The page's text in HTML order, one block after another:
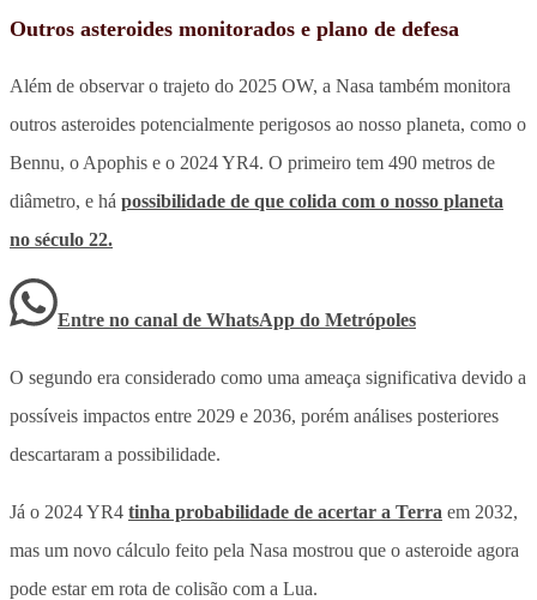
Outros asteroides monitorados e plano de defesa
Além de observar o trajeto do 2025 OW, a Nasa também monitora
outros asteroides potencialmente perigosos ao nosso planeta, como o
Bennu, o Apophis e o 2024 YR4. O primeiro tem 490 metros de
diâmetro, e há possibilidade de que colida com o nosso planeta
no século 22.
Entre no canal de WhatsApp do Metrópoles
O segundo era considerado como uma ameaça significativa devido a
possíveis impactos entre 2029 e 2036, porém análises posteriores
descartaram a possibilidade.
Já o 2024 YR4 tinha probabilidade de acertar a Terra em 2032,
mas um novo cálculo feito pela Nasa mostrou que o asteroide agora
pode estar em rota de colisão com a Lua.